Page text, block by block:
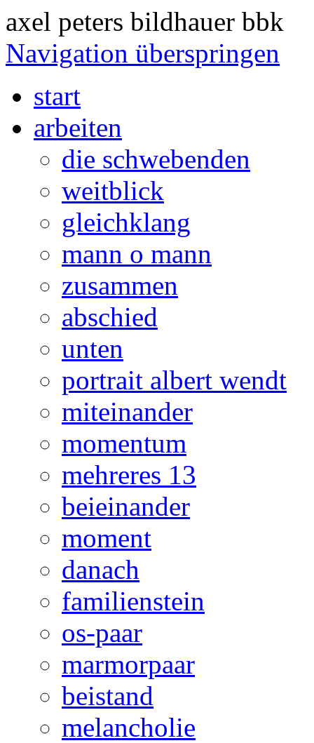
axel peters bildhauer bbk
Navigation überspringen
start
arbeiten
die schwebenden
weitblick
gleichklang
mann o mann
zusammen
abschied
unten
portrait albert wendt
miteinander
momentum
mehreres 13
beieinander
moment
danach
familienstein
os-paar
marmorpaar
beistand
melancholie